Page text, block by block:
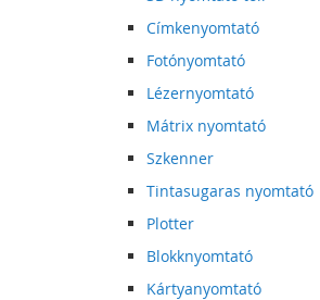
Címkenyomtató
Fotónyomtató
Lézernyomtató
Mátrix nyomtató
Szkenner
Tintasugaras nyomtató
Plotter
Blokknyomtató
Kártyanyomtató